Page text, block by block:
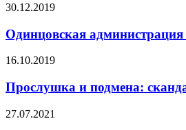
30.12.2019
Одинцовская
16.10.2019
Прослушка и подмена:
27.07.2021